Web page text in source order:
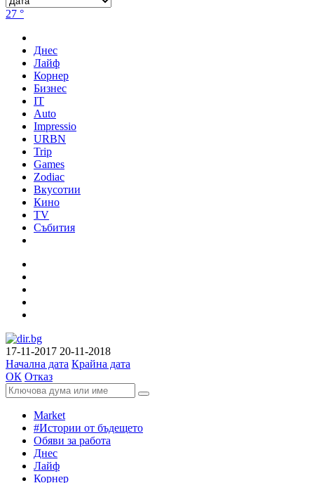
27 °
Днес
Лайф
Корнер
Бизнес
IT
Auto
Impressio
URBN
Trip
Games
Zodiac
Вкусотии
Кино
TV
Събития
17-11-2017 20-11-2018
Начална дата Крайна дата
ОК Отказ
Market
#Истории от бъдещето
Обяви за работа
Днес
Лайф
Корнер